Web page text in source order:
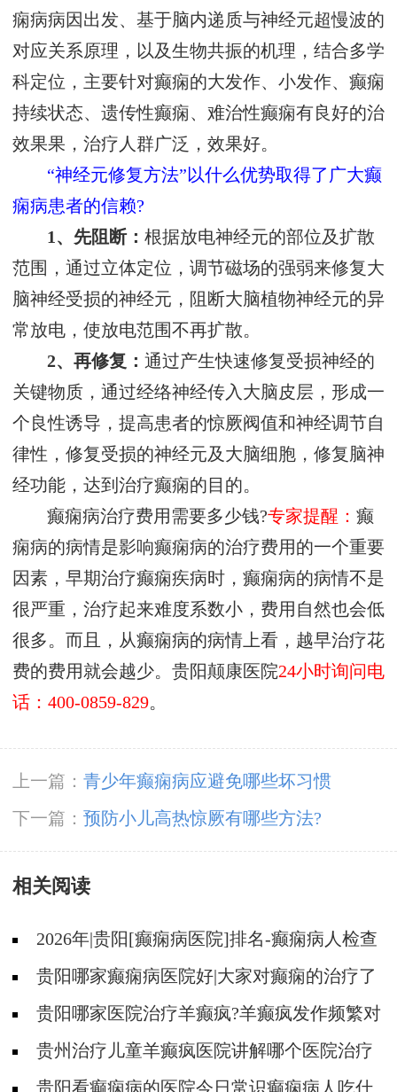
痫病病因出发、基于脑内递质与神经元超慢波的
对应关系原理，以及生物共振的机理，结合多学
科定位，主要针对癫痫的大发作、小发作、癫痫
持续状态、遗传性癫痫、难治性癫痫有良好的治
效果果，治疗人群广泛，效果好。
“神经元修复方法”以什么优势取得了广大癫
痫病患者的信赖?
1、先阻断：根据放电神经元的部位及扩散
范围，通过立体定位，调节磁场的强弱来修复大
脑神经受损的神经元，阻断大脑植物神经元的异
常放电，使放电范围不再扩散。
2、再修复：通过产生快速修复受损神经的
关键物质，通过经络神经传入大脑皮层，形成一
个良性诱导，提高患者的惊厥阀值和神经调节自
律性，修复受损的神经元及大脑细胞，修复脑神
经功能，达到治疗癫痫的目的。
癫痫病治疗费用需要多少钱?专家提醒：癫
痫病的病情是影响癫痫病的治疗费用的一个重要
因素，早期治疗癫痫疾病时，癫痫病的病情不是
很严重，治疗起来难度系数小，费用自然也会低
很多。而且，从癫痫病的病情上看，越早治疗花
费的费用就会越少。贵阳颠康医院24小时询问电
话：400-0859-829。
上一篇： 青少年癫痫病应避免哪些坏习惯
下一篇： 预防小儿高热惊厥有哪些方法?
相关阅读
2026年|贵阳[癫痫病医院]排名-癫痫病人检查
对身体有影响吗?
贵阳哪家癫痫病医院好|大家对癫痫的治疗了
解吗?贵阳哪家医院治疗羊癫疯?羊癫疯发作频繁对
身体有什么危害?
贵州治疗儿童羊癫疯医院讲解哪个医院治疗